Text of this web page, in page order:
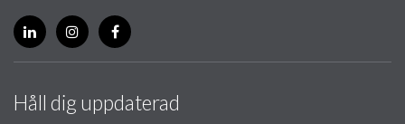
Håll dig uppdaterad